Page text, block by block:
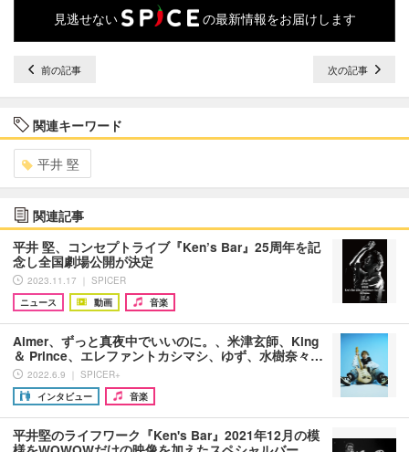
見逃せない の最新情報をお届けします
前の記事 次の記事
関連キーワード
平井 堅
関連記事
平井 堅、コンセプトライブ『Ken’s Bar』25周年を記
念し全国劇場公開が決定
2023.11.17 ｜ SPICER
ニュース
動画 音楽
Aimer、ずっと真夜中でいいのに。、米津玄師、King
＆ Prince、エレファントカシマシ、ゆず、水樹奈々…
2022.6.9 ｜ SPICER+
インタビュー
音楽
平井堅のライフワーク『Ken's Bar』2021年12月の模